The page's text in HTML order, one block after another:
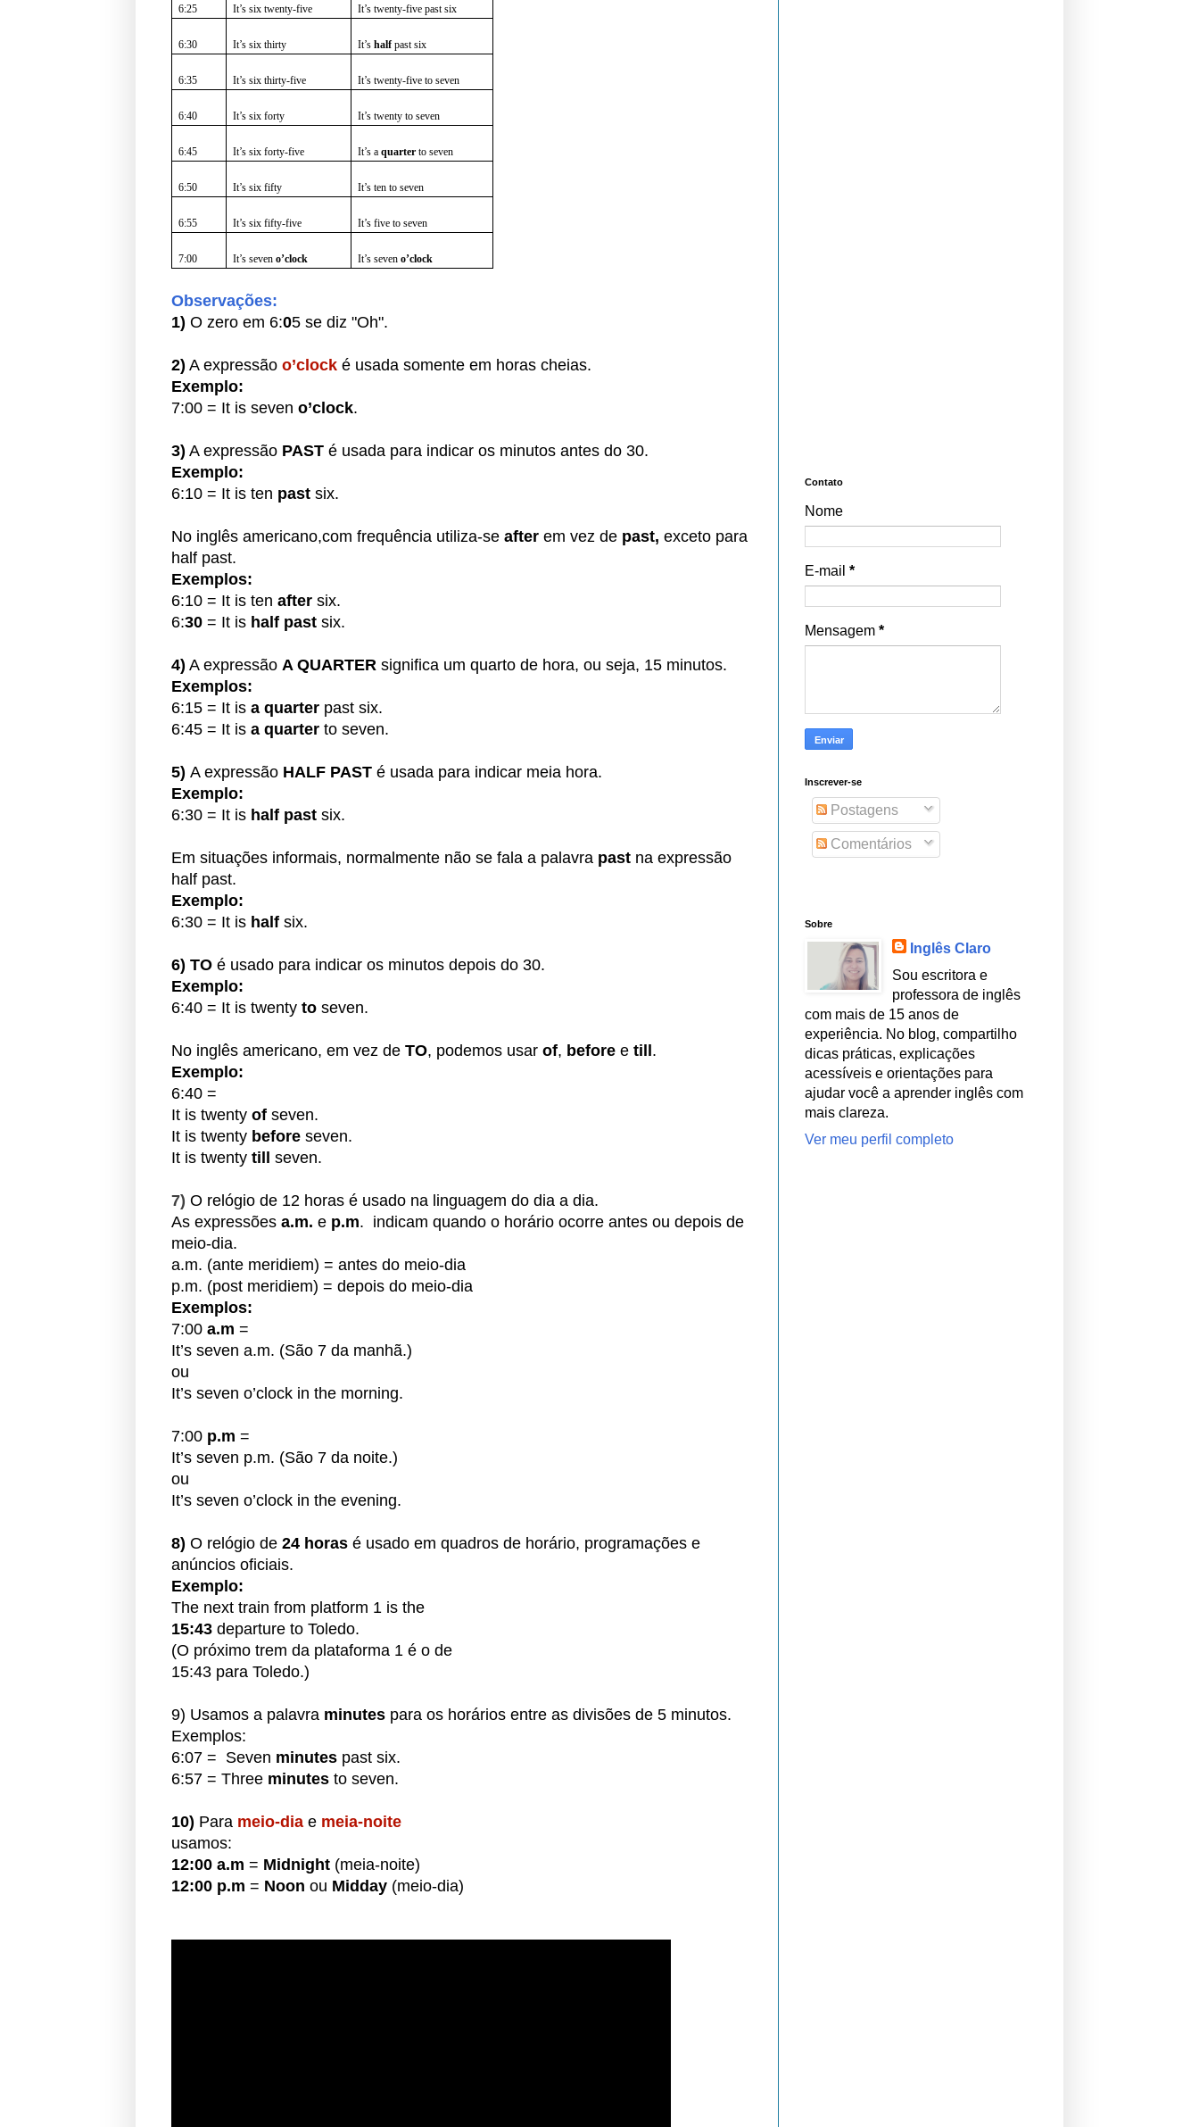
6:25 It’s six twenty-five It’s twenty-five past six
6:30 It’s six thirty It’shalfpast six
6:35 It’s six thirty-five It’s twenty-five to seven
6:40 It’s six forty It’s twenty to seven
6:45 It’s six forty-five It’s aquarter to seven
6:50 It’s six fifty It’s ten to seven
6:55 It’s six fifty-five It’s five to seven
7:00 It’s seveno’clock It’s seveno’clock
Observações:
1) O zero em 6:05 se diz "Oh".
2) A expressão o’clock é usada somente em horas cheias.
Exemplo:
7:00 = It is seven o’clock.
3) A expressão PAST é usada para indicar os minutos antes do 30.
Exemplo:
6:10 = It is ten past six.
No inglês americano,com frequência utiliza-se after em vez de past, exceto para
half past.
Exemplos:
6:10 = It is ten after six.
6:30 = It is half past six.
4) A expressão A QUARTER significa um quarto de hora, ou seja, 15 minutos.
Exemplos:
6:15 = It is a quarter past six.
6:45 = It is a quarter to seven.
5) A expressão HALF PAST é usada para indicar meia hora.
Exemplo:
6:30 = It is half past six.
Em situações informais, normalmente não se fala a palavra past na expressão
half past.
Exemplo:
6:30 = It is half six.
6) TO é usado para indicar os minutos depois do 30.
Exemplo:
6:40 = It is twenty to seven.
No inglês americano, em vez de TO, podemos usar of, before e till.
Exemplo:
6:40 =
It is twenty of seven.
It is twenty before seven.
It is twenty till seven.
7) O relógio de 12 horas é usado na linguagem do dia a dia.
As expressões a.m. e p.m. indicam quando o horário ocorre antes ou depois de
meio-dia.
a.m. (ante meridiem) = antes do meio-dia
p.m. (post meridiem) = depois do meio-dia
Exemplos:
7:00 a.m =
It’s seven a.m. (São 7 da manhã.)
ou
It’s seven o’clock in the morning.
7:00 p.m =
It’s seven p.m. (São 7 da noite.)
ou
It’s seven o’clock in the evening.
8) O relógio de 24 horas é usado em quadros de horário, programações e
anúncios oficiais.
Exemplo:
The next train from platform 1 is the
15:43 departure to Toledo.
(O próximo trem da plataforma 1 é o de
15:43 para Toledo.)
9) Usamos a palavra minutes para os horários entre as divisões de 5 minutos.
Exemplos:
6:07 = Seven minutes past six.
6:57 = Three minutes to seven.
10) Para meio-dia e meia-noite
usamos:
12:00 a.m = Midnight (meia-noite)
12:00 p.m = Noon ou Midday (meio-dia)
Contato
Nome
E-mail *
Mensagem *
Inscrever-se
Postagens
Comentários
Sobre
Inglês Claro
Sou escritora e
professora de inglês
com mais de 15 anos de
experiência. No blog, compartilho
dicas práticas, explicações
acessíveis e orientações para
ajudar você a aprender inglês com
mais clareza.
Ver meu perfil completo